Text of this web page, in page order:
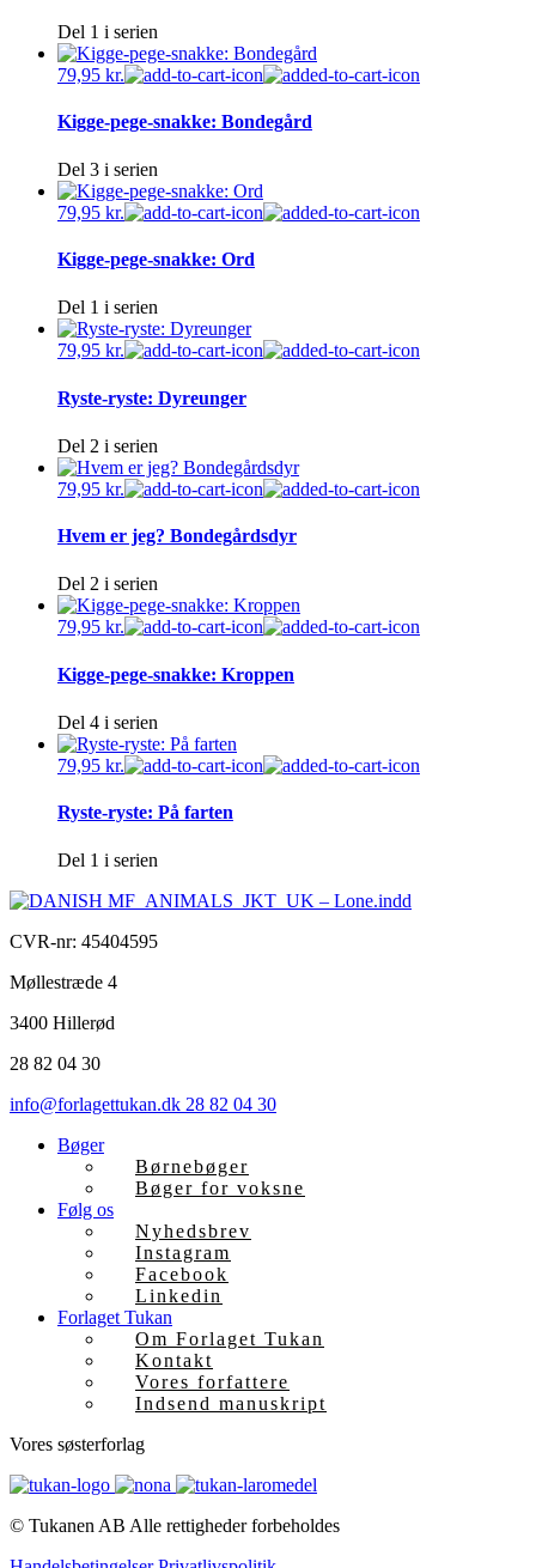
Del 1 i serien
79,95 kr.
Kigge-pege-snakke: Bondegård
Del 3 i serien
79,95 kr.
Kigge-pege-snakke: Ord
Del 1 i serien
79,95 kr.
Ryste-ryste: Dyreunger
Del 2 i serien
79,95 kr.
Hvem er jeg? Bondegårdsdyr
Del 2 i serien
79,95 kr.
Kigge-pege-snakke: Kroppen
Del 4 i serien
79,95 kr.
Ryste-ryste: På farten
Del 1 i serien
CVR-nr: 45404595
Møllestræde 4
3400 Hillerød
28 82 04 30
info@forlagettukan.dk 28 82 04 30
Bøger
Børnebøger
Bøger for voksne
Følg os
Nyhedsbrev
Instagram
Facebook
Linkedin
Forlaget Tukan
Om Forlaget Tukan
Kontakt
Vores forfattere
Indsend manuskript
Vores søsterforlag
© Tukanen AB Alle rettigheder forbeholdes